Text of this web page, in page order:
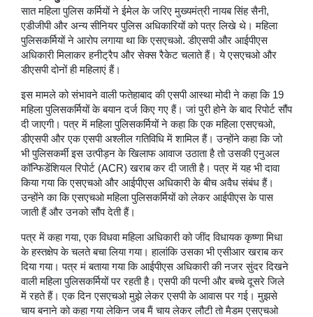
सात महिला पुलिस कर्मियों ने ईमेल के जरिए मुख्यमंत्री नायब सिंह सैनी,
एडीजीपी और अन्य सीनियर पुलिस अधिकारियों को पत्र लिखे थे। महिला
पुलिसकर्मियों ने आरोप लगाया था कि एसएचओ. डीएसपी और आईपीएस
अधिकारी मिलाकर हनीट्रैप और सेक्स रैकेट चलाते हैं। ये एसएचओ और
डीएसपी दोनों ही महिलाएं हैं।
इस मामले को संभावने वाली फतेहाबाद की एसपी आस्था मोदी ने कहा कि 19
महिला पुलिसकर्मियों के बयान दर्ज किए गए हैं। जां पुरी होने के बाद रिपोर्ट सौंप
दी जाएगी। पत्र में महिला पुलिसकर्मियों ने कहा कि एक महिला एसएचओ,
डीएसपी और एक एसपी अश्लील गतिविधि में शामिल हैं। उन्होंने कहा कि जो
भी पुलिसकर्मी इस उत्पीड़न के खिलाफ आवाज उठाता है तो उसकी एनुअल
कॉन्फिडेंशियल रिपोर्ट (ACR) खराब कर दी जाती है। पत्र में यह भी दावा
किया गया कि एसएचओ और आईपीएस अधिकारी के बीच अवैध संबंध हैं।
उन्होंने का कि एसएचओ महिला पुलिसकर्मियों को लेकर आईपीएस के पास
जाती हैं और उनको सौंप देती हैं।
पत्र में कहा गया, एक विधवा महिला अधिकारी को जींद विधायक कृष्णा मिधा
के हस्तक्षेप के चलते बचा लिया गया। हालांकि उसका भी एसीआर खराब कर
दिया गया। पत्र मं बताया गया कि आईपीएस अधिकारी की नजर सुंदर दिखने
वाली महिला पुलिसकर्मियों पर रहती है। एसपी की पत्नी और बच्चे दूसरे जिले
में रहते हैं। एक दिन एसएचओ मुझे लेकर एसपी के आवास पर गई। मुझसे
चाय बनाने को कहा गया लेकिन जब मैं चाय लेकर लौटी तो मैडम एसएचओ